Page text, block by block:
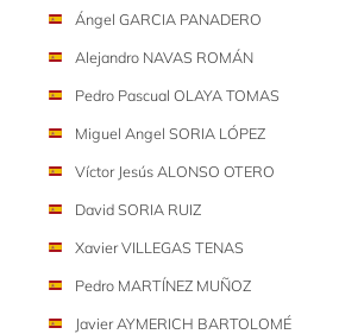
Ángel GARCIA PANADERO
Alejandro NAVAS ROMÁN
Pedro Pascual OLAYA TOMAS
Miguel Angel SORIA LÓPEZ
Víctor Jesús ALONSO OTERO
David SORIA RUIZ
Xavier VILLEGAS TENAS
Pedro MARTÍNEZ MUÑOZ
Javier AYMERICH BARTOLOMÉ